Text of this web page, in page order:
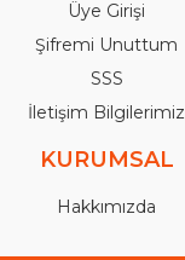
Üye Girişi
Şifremi Unuttum
SSS
İletişim Bilgilerimiz
KURUMSAL
Hakkımızda